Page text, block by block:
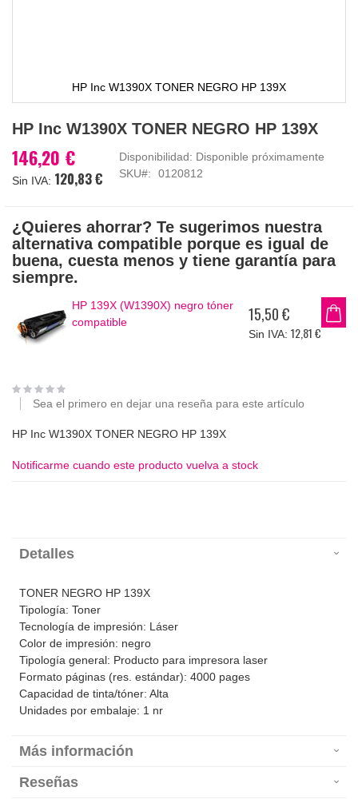
HP Inc W1390X TONER NEGRO HP 139X
al
de
la
imágenes
HP Inc W1390X TONER NEGRO HP 139X
146,20 €
120,83 €
Disponibilidad: Disponible próximamente
SKU
0120812
¿Quieres ahorrar? Te sugerimos nuestra
alternativa compatible porque es igual de
buena, cuesta menos y tiene garantía para
siempre.
HP 139X (W1390X) negro tóner
compatible
15,50 €
12,81 €
Sea el primero en dejar una reseña para este artículo
HP Inc W1390X TONER NEGRO HP 139X
Notificarme cuando este producto vuelva a stock
Detalles
TONER NEGRO HP 139X
Tipología: Toner
Tecnología de impresión: Láser
Color de impresión: negro
Tipología general: Producto para impresora laser
Formato páginas (res. estándar): 4000 pages
Capacidad de tinta/tóner: Alta
Unidades por embalaje: 1 nr
Más información
Reseñas